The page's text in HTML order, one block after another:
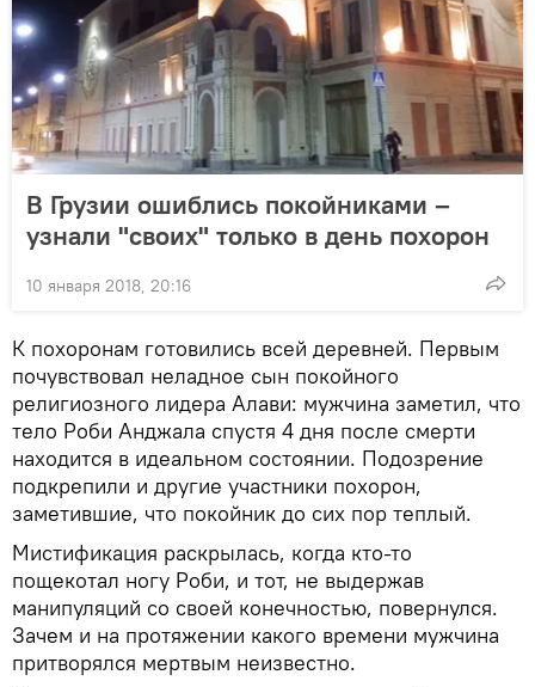
В Грузии ошиблись покойниками –
узнали "своих" только в день похорон
10 января 2018, 20:16
К похоронам готовились всей деревней. Первым
почувствовал неладное сын покойного
религиозного лидера Алави: мужчина заметил, что
тело Роби Анджала спустя 4 дня после смерти
находится в идеальном состоянии. Подозрение
подкрепили и другие участники похорон,
заметившие, что покойник до сих пор теплый.
Мистификация раскрылась, когда кто-то
пощекотал ногу Роби, и тот, не выдержав
манипуляций со своей конечностью, повернулся.
Зачем и на протяжении какого времени мужчина
притворялся мертвым неизвестно.